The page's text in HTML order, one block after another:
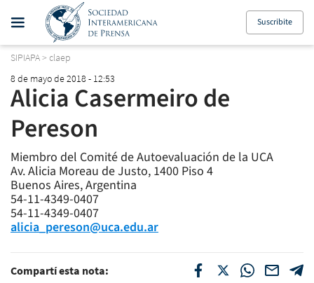
Suscribite
SIPIAPA> claep
8 de mayo de 2018 - 12:53
Alicia Casermeiro de
Pereson
Miembro del Comité de Autoevaluación de la UCA
Av. Alicia Moreau de Justo, 1400 Piso 4
Buenos Aires, Argentina
54-11-4349-0407
54-11-4349-0407
alicia_pereson@uca.edu.ar
Compartí esta nota: